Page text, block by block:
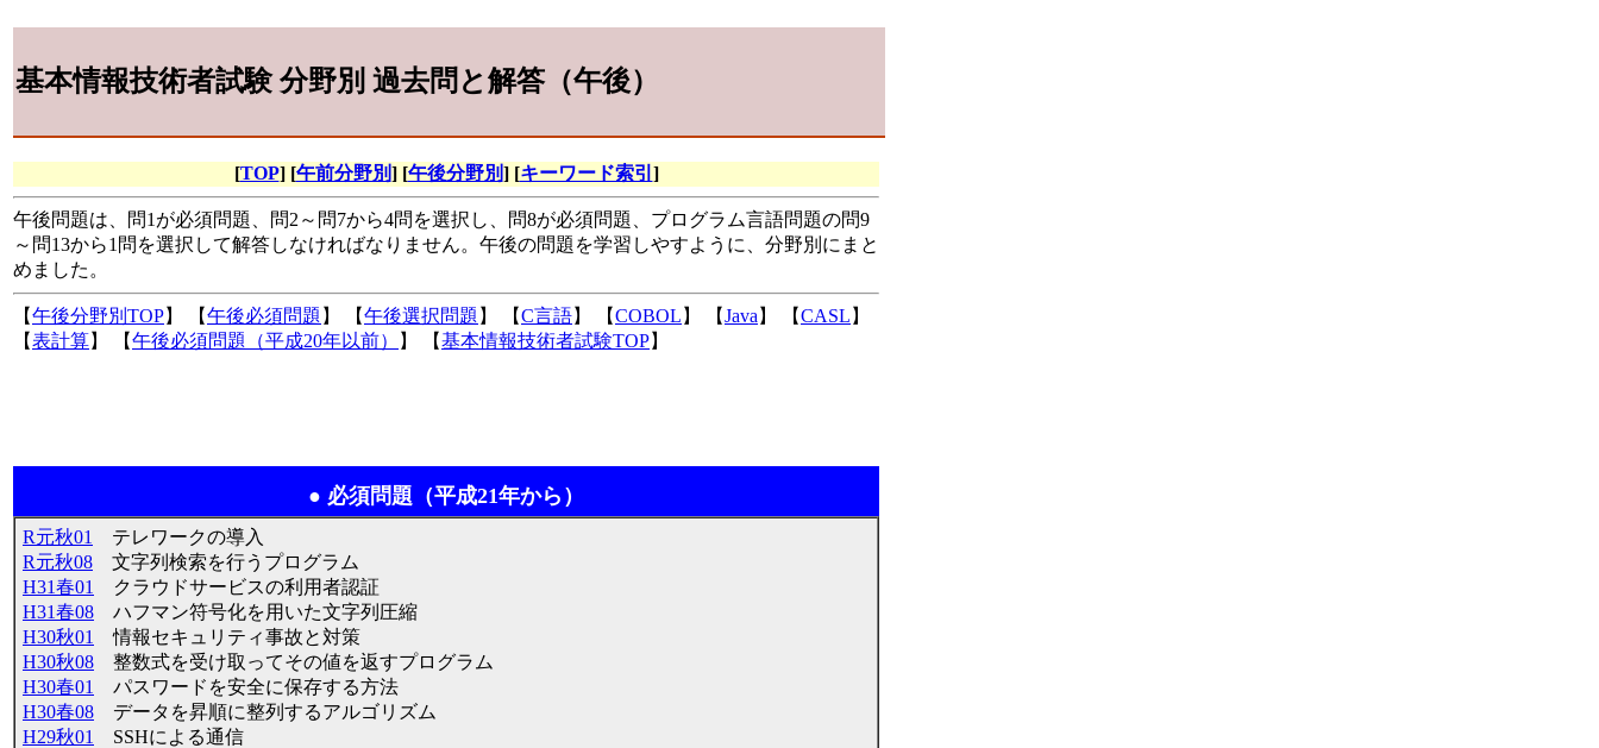
基本情報技術者試験 分野別 過去問と解答（午後）
[TOP] [午前分野別] [午後分野別] [キーワード索引 ]
午後問題は、問1が必須問題、問2～問7から4問を選択し、問8が必須問題、プログラム言語問題の問9
～問13から1問を選択して解答しなければなりません。午後の問題を学習しやすように、分野別にまと
めました。
【午後分野別TOP】 【午後必須問題 】 【午後選択問題 】 【C言語】 【COBOL 】 【Java 】 【CASL 】
【表計算】 【午後必須問題（平成20年以前） 】 【基本情報技術者試験TOP】
● 必須問題（平成21年から）
R元秋01
テレワークの導入
R元秋08 文字列検索を行うプログラム
H31春01
クラウドサービスの利用者認証
H31春08 ハフマン符号化を用いた文字列圧縮
H30秋01
情報セキュリティ事故と対策
H30秋08 整数式を受け取ってその値を返すプログラム
H30春01
パスワードを安全に保存する方法
H30春08 データを昇順に整列するアルゴリズム
H29秋01
SSHによる通信